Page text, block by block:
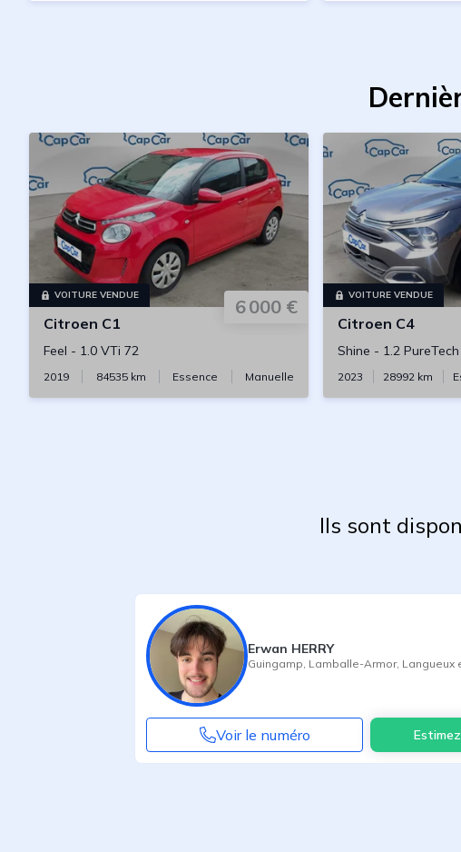
VOITURE VENDUE
6 000 €
Citroen C1
Feel - 1.0 VTi 72
2019 84535km Essence Manuelle
VOITURE VENDUE
Citroen C4
Shine - 1.2
2023 28992 km
Ils sont
Erwan HERRY
Guingamp Lamballe-Armor, Langueux
Voir le numéro